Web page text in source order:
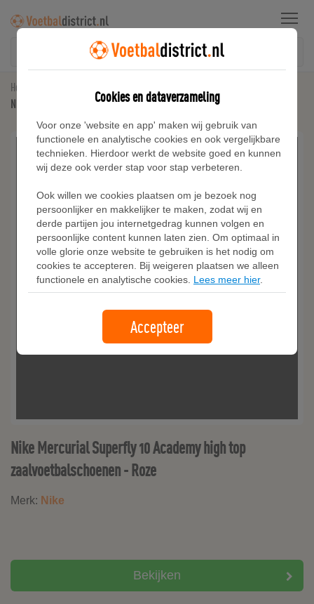
Menu
Home
Nike Mercurial Superfly 10 Academy high top zaalvoetbalschoenen - Roze
Nike Mercurial Superfly 10 Academy high top
zaalvoetbalschoenen - Roze
Merk: Nike
Bekijken
Cookies en dataverzameling
Voor onze 'website en app' maken wij gebruik van
functionele en analytische cookies en ook vergelijkbare
technieken. Hierdoor werkt de website goed en kunnen
wij deze ook verder stap voor stap verbeteren.
Ook willen we cookies plaatsen om je bezoek nog
persoonlijker en makkelijker te maken, zodat wij en
derde partijen jou internetgedrag kunnen volgen en
persoonlijke content kunnen laten zien. Om optimaal in
volle glorie onze website te gebruiken is het nodig om
cookies te accepteren. Bij weigeren plaatsen we alleen
functionele en analytische cookies. Lees meer hier.
Accepteer